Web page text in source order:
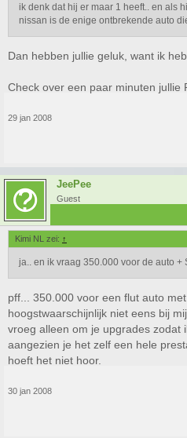
ik denk dat hij er maar 1 heeft.. en als
nissan is de enige ontbrekende auto
Dan hebben jullie geluk, want ik
Check over een paar minuten jullie
29 jan 2008
JeePee
Guest
Kimi NL zei: ↑
ja.. en ik vraag 350.000 voor de auto +
pff... 350.000 voor een flut auto
hoogstwaarschijnlijk niet eens bij
vroeg alleen om je upgrades zodat
aangezien je het zelf een hele
hoeft het niet hoor.
30 jan 2008